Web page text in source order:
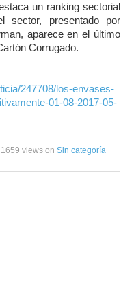
un ranking sectorial
sector, presentado por
aparece en el último
Corrugado.
247708/los-envases-
01-08-2017-05-
1659 views on Sin categoría